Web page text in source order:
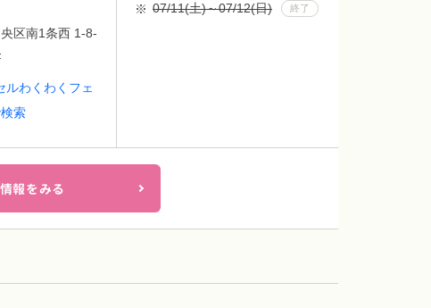
区南1条西 1-8-
ルわくわくフェ
索
07/11(土)～07/12(日) 終了
報をみる